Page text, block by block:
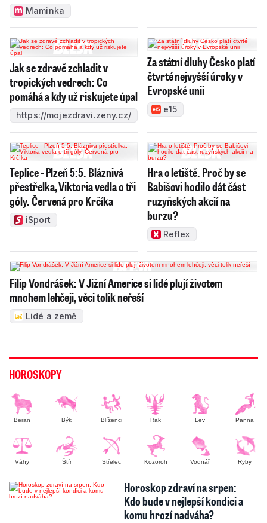
Maminka
Jak se zdravě zchladit v
tropických vedrech: Co
pomáhá a kdy už riskujete úpal
https://mojezdravi.zeny.cz/
Za státní dluhy Česko platí
čtvrté nejvyšší úroky v
Evropské unii
e15
Teplice - Plzeň 5:5. Bláznivá
přestřelka, Viktoria vedla o tři
góly. Červená pro Krčíka
iSport
Hra o letiště. Proč by se
Babišovi hodilo dát část
ruzyňských akcií na
burzu?
Reflex
Filip Vondrášek: V Jižní Americe si lidé plují životem
mnohem lehčeji, věci tolik neřeší
Lidé a země
HOROSKOPY
Beran Býk Blíženci Rak Lev Panna
Váhy Štír Střelec Kozoroh Vodnář Ryby
Horoskop zdraví na srpen:
Kdo bude v nejlepší kondici a
komu hrozí nadváha?